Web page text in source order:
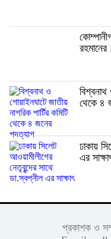
বিশ্বনাথ
থেকে ৪
ঢাকায়
এর
প্রকাশক ও